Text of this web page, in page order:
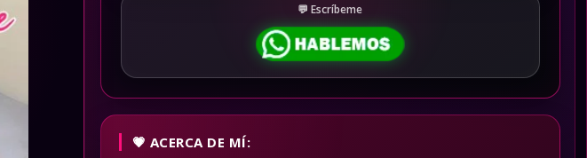
Escríbeme
ACERCA DE MÍ: